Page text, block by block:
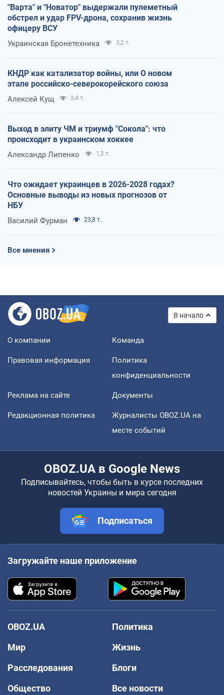
"Варта" и "Новатор" выдержали пулеметный
обстрел и удар FPV-дрона, сохранив жизнь
офицеру ВСУ
Украинская Бронетехника 3,2 т.
КНДР как катализатор войны, или О новом
этапе российско-северокорейского союза
Алексей Кущ 3,4 т.
Выход в элиту ЧМ и триумф "Сокола": что
происходит в украинском хоккее
Александр Липенко 1,2 т.
Что ожидает украинцев в 2026-2028 годах?
Основные выводы из новых прогнозов от
НБУ
Василий Фурман 23,8 т.
Все мнения
В начало
О компании Команда
Правовая информация
Политика
конфиденциальности
Реклама на сайте Документы
Редакционная политика
Журналисты OBOZ.UA на
месте событий
OBOZ.UA в Google News
Подписывайтесь, чтобы быть в курсе последних
новостей Украины и мира сегодня
Подписаться
Загружайте наше приложение
OBOZ.UA
Политика
Мир
Жизнь
Расследования
Блоги
Общество
Все новости